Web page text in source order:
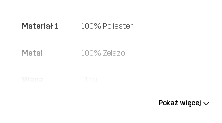
Materiał 1 100% Poliester
Metal 100% Żelazo
Pokaż więcej